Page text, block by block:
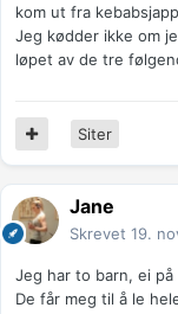
kom ut fra
Jeg kødder ikke om
løpet av de tre
Siter
Jane
Skrevet 19.
Jeg har to barn, ei
De får meg til å le